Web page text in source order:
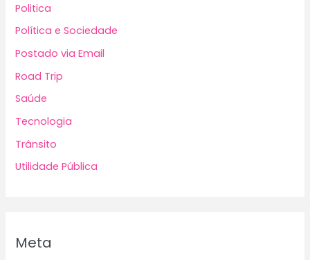
Politica
Política e Sociedade
Postado via Email
Road Trip
Saúde
Tecnologia
Trânsito
Utilidade Pública
Meta